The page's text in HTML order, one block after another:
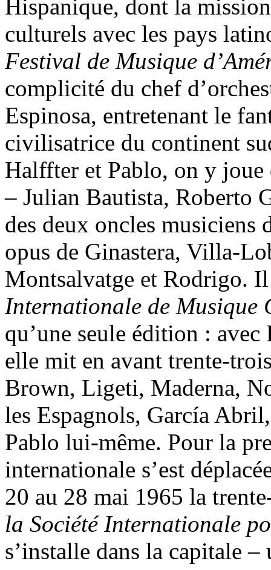
Hispanique, dont la
culturels avec les pays
Festival de Musique
complicité du chef
Espinosa, entretenant le
civilisatrice du continent
Halffter et Pablo, on y
– Julian Bautista, Roberto
des deux oncles musiciens
opus de Ginastera, Villa-
Montsalvatge et Rodrigo.
Internationale de Musique
qu’une seule édition :
elle mit en avant trente-
Brown, Ligeti, Maderna,
les Espagnols, García
Pablo lui-même. Pour la
internationale s’est
20 au 28 mai 1965 la
la Société Internationale
s’installe dans la capitale